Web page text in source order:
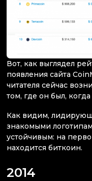
Вот, как выглядел
появления сайта
читателя сейчас
том, где он был,
Как видим,
знакомыми
устойчивым: на
находится биткоин.
2014